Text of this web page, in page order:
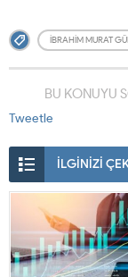
İBRAHIM MURAT
BU KONUYU
Tweetle
İLGİNİZİ